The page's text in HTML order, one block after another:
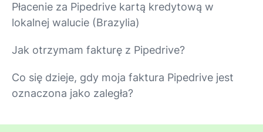
Płacenie za Pipedrive kartą kredytową w
lokalnej walucie (Brazylia)
Jak otrzymam fakturę z Pipedrive?
Co się dzieje, gdy moja faktura Pipedrive jest
oznaczona jako zaległa?